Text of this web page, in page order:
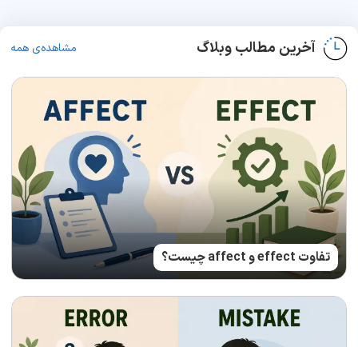
آخرین مطالب وبلاگ مشاهده‌ی همه
تفاوت effect و affect چیست؟